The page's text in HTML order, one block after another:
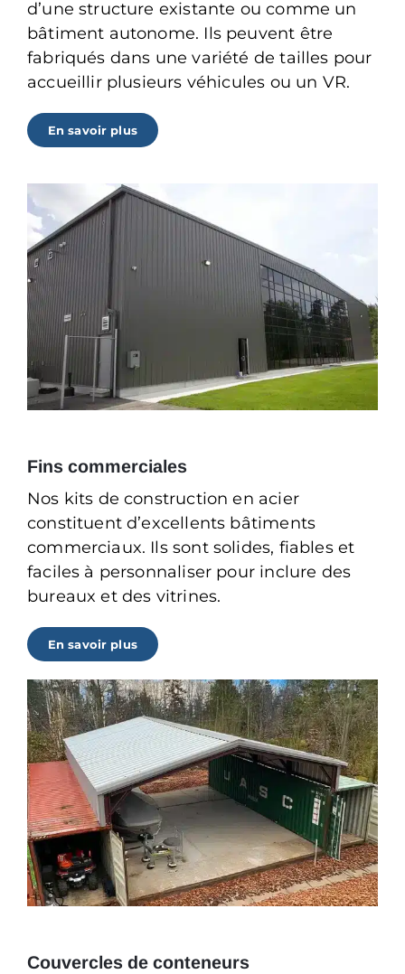
d’une structure existante ou comme un
bâtiment autonome. Ils peuvent être
fabriqués dans une variété de tailles pour
accueillir plusieurs véhicules ou un VR.
En savoir plus
Fins commerciales
Nos kits de construction en acier
constituent d’excellents bâtiments
commerciaux. Ils sont solides, fiables et
faciles à personnaliser pour inclure des
bureaux et des vitrines.
En savoir plus
Couvercles de conteneurs